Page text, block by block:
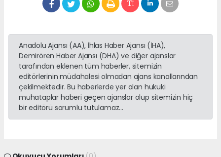
Anadolu Ajansı (AA), İhlas Haber Ajansı (İHA),
Demirören Haber Ajansı (DHA) ve diğer ajanslar
tarafından eklenen tüm haberler, sitemizin
editörlerinin müdahalesi olmadan ajans kanallarından
çekilmektedir. Bu haberlerde yer alan hukuki
muhataplar haberi geçen ajanslar olup sitemizin hiç
bir editörü sorumlu tutulamaz...